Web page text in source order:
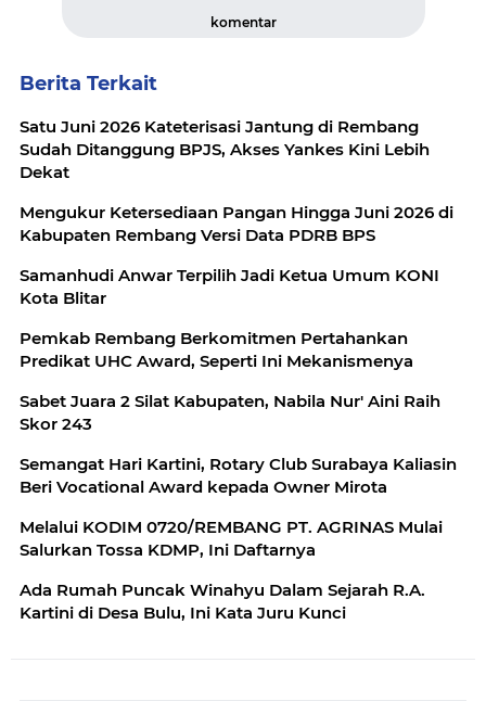
komentar
Berita Terkait
Satu Juni 2026 Kateterisasi Jantung di Rembang
Sudah Ditanggung BPJS, Akses Yankes Kini Lebih
Dekat
Mengukur Ketersediaan Pangan Hingga Juni 2026 di
Kabupaten Rembang Versi Data PDRB BPS
Samanhudi Anwar Terpilih Jadi Ketua Umum KONI
Kota Blitar
Pemkab Rembang Berkomitmen Pertahankan
Predikat UHC Award, Seperti Ini Mekanismenya
Sabet Juara 2 Silat Kabupaten, Nabila Nur' Aini Raih
Skor 243
Semangat Hari Kartini, Rotary Club Surabaya Kaliasin
Beri Vocational Award kepada Owner Mirota
Melalui KODIM 0720/REMBANG PT. AGRINAS Mulai
Salurkan Tossa KDMP, Ini Daftarnya
Ada Rumah Puncak Winahyu Dalam Sejarah R.A.
Kartini di Desa Bulu, Ini Kata Juru Kunci